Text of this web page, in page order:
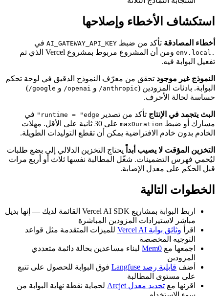
استكشاف الأخطاء وإصلاحها
أخطاء المصادقةتأكد من ضبطAI_GATEWAY_API_KEYفي
ومن أن المشروع مربوط بمشروع Vercel الذي تم
تفعيل البوابة فيه.
النموذج غير موجودتحقق من معرّف النموذج الدقيق في لوحة تحكم
البوابة. بادئات المزودين ( anthropic/ وopenai/ وgoogle/
)
حساسة لحالة الأحرف.
البث يتجمد في الإنتاجتأكد من تصدير runtime = "edge"
في
مسارك أو ضبطmaxDuration
على 30 ثانية على الأقل. مهلات
الخادم بدون خادم الافتراضية يمكن أن تقطع التوليدات الطويلة.
التخزين المؤقت لا يصيب أبداًيحتاج التخزين الدلالي إلى بضع طلبات
ليُحمي فهرس التضمينات. شغّل المطالبة نفسها ثلاث أو أربع مرات
قبل الحكم على معدل الإصابة.
الخطوات التالية
اربط البوابة بمشاريع Vercel AI SDK القائمة لديك — إنها بديل
مباشر لاستيرادات المزودين المباشرة
اقرأ
وثائق بوابة Vercel AI
للميزات المتقدمة مثل قواعد
التوجيه المخصصة
اجمعها معMem0لبناء مساعدين بحالة دائمة متعددي
المزودين
أضف قابلية رصد Langfuse
فوق البوابة للحصول على تتبع
على مستوى المطالبة
اقرنها معتحديد معدل Arcjet
لحماية نقطة نهاية البوابة من